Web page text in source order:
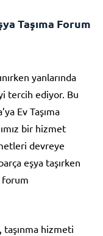
Taşıma Forum
yanlarında
tercih ediyor. Bu
Ev Taşıma
bir hizmet
devreye
eşya taşırken
forum
taşınma hizmeti